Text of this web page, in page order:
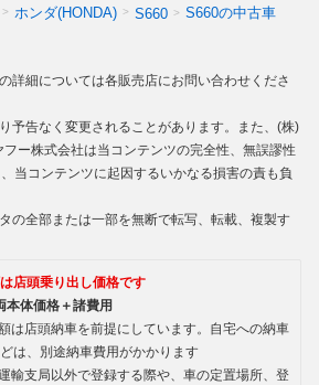
ホンダ(HONDA) S660 S660の中古車
詳細については各販売店にお問い合わせくださ
予告なく変更されることがあります。また、(株)
ー株式会社は当コンテンツの完全性、無誤謬性
当コンテンツに起因するいかなる損害の責も負
の全部または一部を無断で転写、転載、複製す
店頭乗り出し価格です
本体価格＋諸費用
は店頭納車を前提にしています。自宅への納車
は、別途納車費用がかかります
輸支局以外で登録する際や、車の定置場所、登